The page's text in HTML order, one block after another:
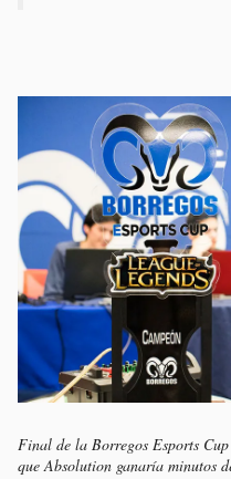
Final de la Borregos Esports
que Absolution ganaría minutos